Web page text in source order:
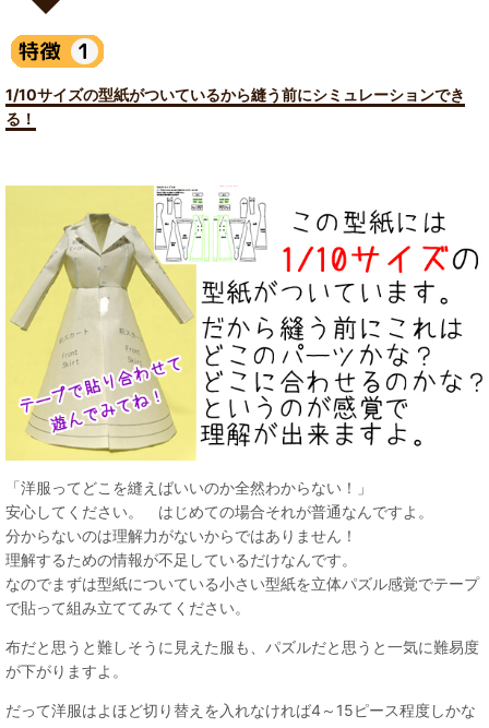
1/10サイズの型紙がついているから縫う前にシミュレーションでき
る！
「洋服ってどこを縫えばいいのか全然わからない！」
安心してください。 はじめての場合それが普通なんですよ。
分からないのは理解力がないからではありません！
理解するための情報が不足しているだけなんです。
なのでまずは型紙についている小さい型紙を立体パズル感覚でテープ
で貼って組み立ててみてください。
布だと思うと難しそうに見えた服も、パズルだと思うと一気に難易度
が下がりますよ。
だって洋服はよほど切り替えを入れなければ4～15ピース程度しかな